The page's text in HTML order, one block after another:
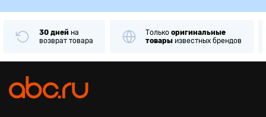
30 дней на
возврат товара
Только оригинальные
товары известных брендов